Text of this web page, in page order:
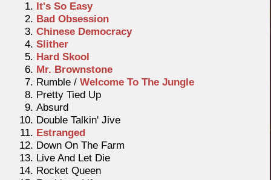
It's So Easy
Bad Obsession
Chinese Democracy
Slither
Hard Skool
Mr. Brownstone
Rumble / Welcome To The Jungle
Pretty Tied Up
Absurd
Double Talkin' Jive
Estranged
Down On The Farm
Live And Let Die
Rocket Queen